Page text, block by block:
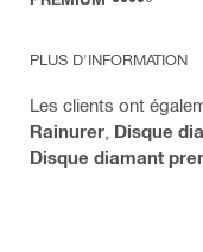
PLUS D'INFORMATION
Les clients ont
Rainurer Disque
Disque diamant